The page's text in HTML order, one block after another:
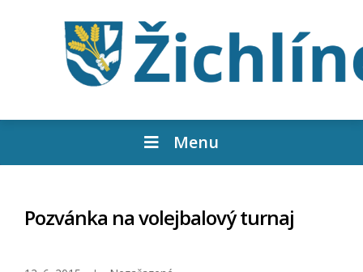
Menu
Pozvánka na volejbalový turnaj